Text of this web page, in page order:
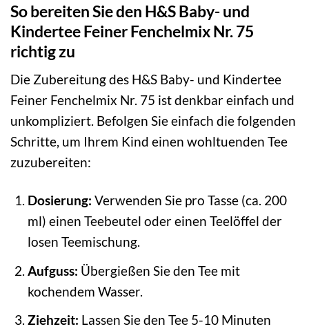
So bereiten Sie den H&S Baby- und
Kindertee Feiner Fenchelmix Nr. 75
richtig zu
Die Zubereitung des H&S Baby- und Kindertee
Feiner Fenchelmix Nr. 75 ist denkbar einfach und
unkompliziert. Befolgen Sie einfach die folgenden
Schritte, um Ihrem Kind einen wohltuenden Tee
zuzubereiten:
Dosierung: Verwenden Sie pro Tasse (ca. 200
ml) einen Teebeutel oder einen Teelöffel der
losen Teemischung.
Aufguss: Übergießen Sie den Tee mit
kochendem Wasser.
Ziehzeit: Lassen Sie den Tee 5-10 Minuten